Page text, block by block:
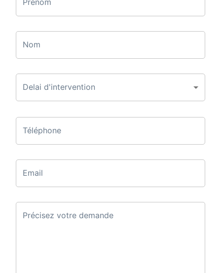
Prenom
Nom
Delai d'intervention
Téléphone
Email
Précisez votre demande